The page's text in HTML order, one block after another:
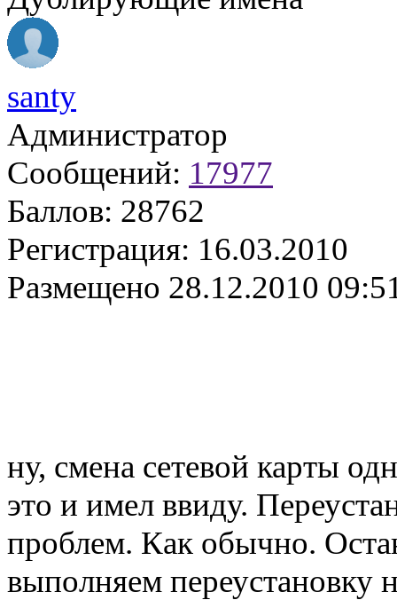
santy
Администратор
Сообщений: 17977
Баллов: 28762
Регистрация: 16.03.2010
Размещено 28.12.2010
ну, смена сетевой карты
это и имел ввиду.
проблем. Как обычно.
выполняем переустановку